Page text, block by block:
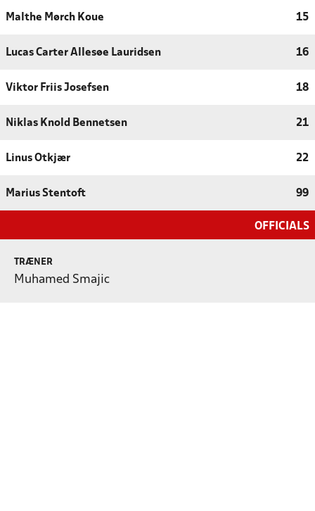
Malthe Mørch Koue 15
Lucas Carter Allesøe Lauridsen 16
Viktor Friis Josefsen 18
Niklas Knold Bennetsen 21
Linus Otkjær 22
Marius Stentoft 99
OFFICIALS
TRÆNER
Muhamed Smajic